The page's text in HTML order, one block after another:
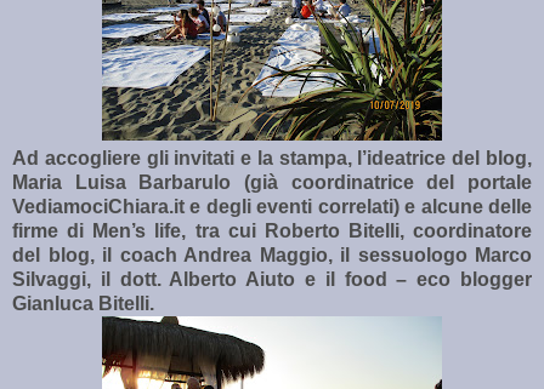
Ad accogliere gli invitati e la stampa, l’ideatrice del blog,
Maria Luisa Barbarulo (già coordinatrice del portale
VediamociChiara.it e degli eventi correlati) e alcune delle
firme di Men’s life, tra cui Roberto Bitelli, coordinatore
del blog, il coach Andrea Maggio, il sessuologo Marco
Silvaggi, il dott. Alberto Aiuto e il food – eco blogger
Gianluca Bitelli.